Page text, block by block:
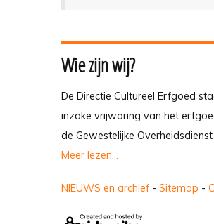
Wie zijn wij?
De Directie Cultureel Erfgoed
inzake vrijwaring van het
de Gewestelijke
Meer lezen...
NIEUWS en archief - Sitemap -